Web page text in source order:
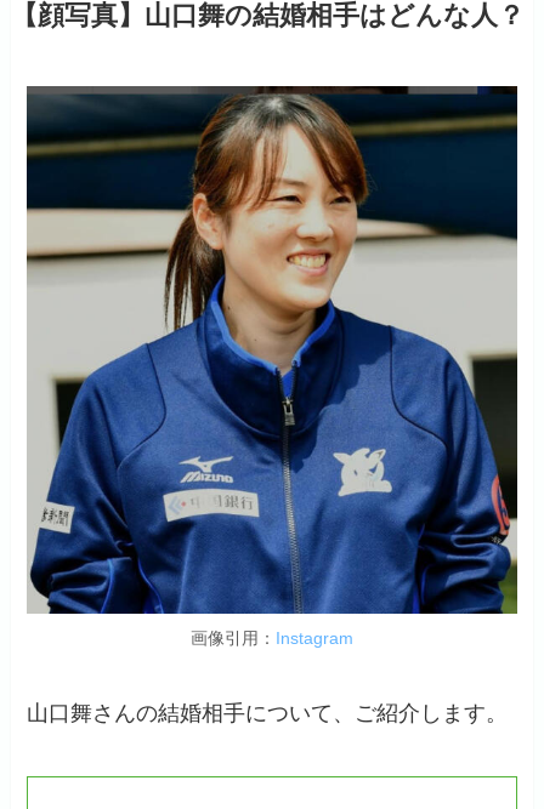
【顔写真】山口舞の結婚相手はどんな人？
画像引用： Instagram
山口舞さんの結婚相手について、ご紹介します。